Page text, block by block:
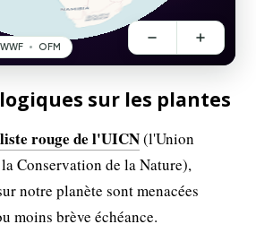
sur les plantes
liste rouge de l'UICN(l'Union
Conservation de la Nature),
notre planète sont menacées
moins brève échéance.